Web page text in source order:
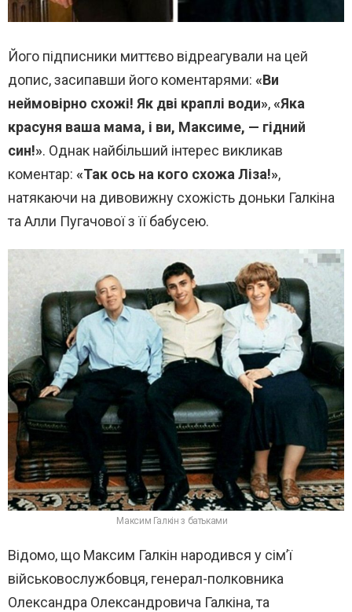
Його підписники миттєво відреагували на цей
допис, засипавши його коментарями: «Ви
неймовірно схожі! Як дві краплі води»,«Яка
красуня ваша мама, і ви, Максиме, — гідний
син!». Однак найбільший інтерес викликав
коментар: «Так ось на кого схожа Ліза!»,
натякаючи на дивовижну схожість доньки Галкіна
та Алли Пугачової з її бабусею.
Максим Галкін з батьками
Відомо, що Максим Галкін народився у сім’ї
військовослужбовця, генерал-полковника
Олександра Олександровича Галкіна, та